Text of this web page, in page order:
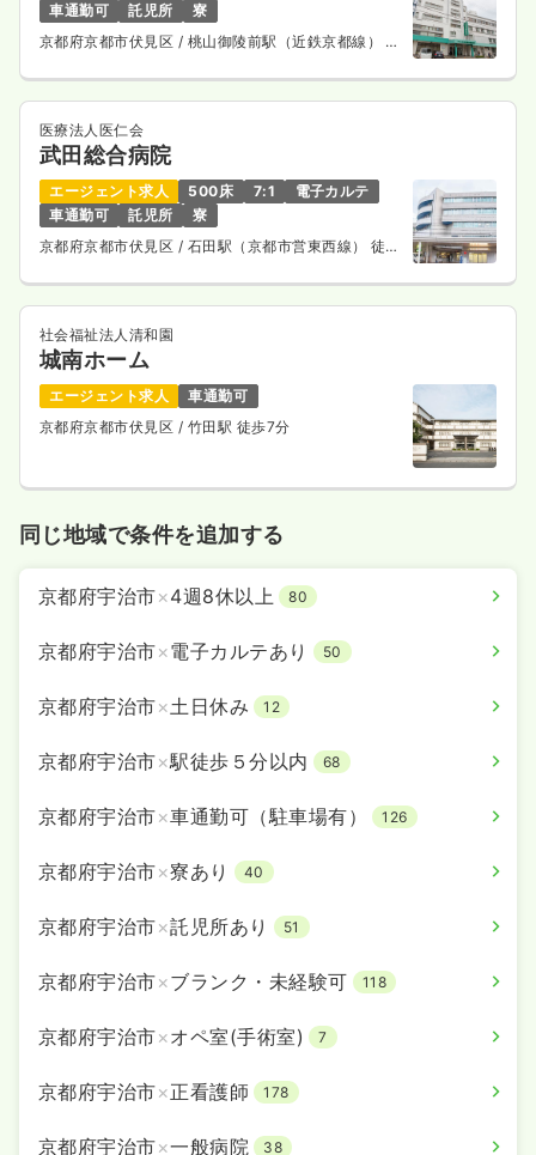
4週8休以上
ブランク可
気になる 詳細を見る
車通勤可
託児所
寮
京都府京都市伏見区 / 桃山御陵前駅（近鉄京都線） 徒
医療法人医仁会
武田総合病院
エージェント求人 500床 7:1
電子カルテ
車通勤可
託児所
寮
京都府京都市伏見区 / 石田駅（京都市営東西線） 徒歩
社会福祉法人清和園
城南ホーム
エージェント求人
車通勤可
京都府京都市伏見区 / 竹田駅 徒歩7分
同じ地域で条件を追加する
京都府宇治市×4週8休以上 80
京都府宇治市×電子カルテあり 50
京都府宇治市×土日休み 12
京都府宇治市×駅徒歩５分以内 68
京都府宇治市×車通勤可（駐車場有） 126
京都府宇治市×寮あり 40
京都府宇治市×託児所あり 51
京都府宇治市×ブランク・未経験可 118
京都府宇治市×オペ室(手術室) 7
京都府宇治市×正看護師 178
京都府宇治市×一般病院 38